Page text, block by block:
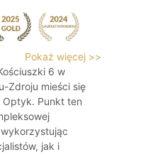
Pokaż więcej >>
6 w
Zdroju mieści się
Punkt ten
jak i